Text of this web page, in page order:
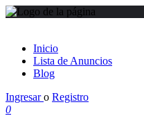
Inicio
Lista de Anuncios
Blog
Ingresaro Registro
0